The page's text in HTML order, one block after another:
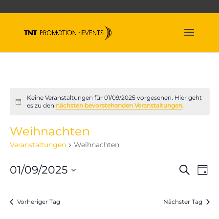
Hinweis
Keine Veranstaltungen für 01/09/2025 vorgesehen. Hier geht
es zu den nächsten bevorstehenden Veranstaltungen.
Weihnachten
Veranstaltungen Weihnachten
Suche
Tag
01/09/2025
Vorheriger Tag Nächster Tag